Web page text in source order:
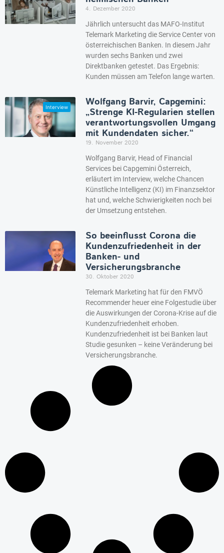
4. Dezember 2020
Jährlich untersucht das MAFO-Institut
Telemark Marketing die Service Center von
österreichischen Banken. In diesem Jahr
wurden sechs Banken und zwei
Direktbanken getestet. Das Ergebnis:
Kunden müssen am Telefon lange warten.
Wolfgang Barvir, Capgemini:
„Strenge KI-Regularien stellen
verantwortungsvollen Umgang
mit Kundendaten sicher.“
19. November 2020
Wolfgang Barvir, Head of Financial
Services bei Capgemini Österreich,
erläutert im Interview, welche Chancen
Künstliche Intelligenz (KI) im Finanzsektor
hat und, welche Schwierigkeiten noch bei
der Umsetzung entstehen.
So beeinflusst Corona die
Kundenzufriedenheit in der
Banken- und
Versicherungsbranche
30. Oktober 2020
Telemark Marketing hat für den FMVÖ
Recommender heuer eine Folgestudie über
die Auswirkungen der Corona-Krise auf die
Kundenzufriedenheit erhoben.
Kundenzufriedenheit ist bei Banken laut
Studie gesunken – keine Veränderung bei
Versicherungsbranche.